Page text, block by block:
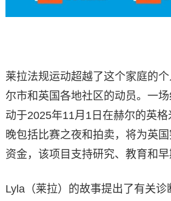
莱拉法规运动超越了这个家庭的
尔市和英国各地社区的动员。一
动于2025年11月1日在赫尔的英
晚包括比赛之夜和拍卖，将为英
资金，该项目支持研究、教育和早
Lyla（莱拉）的故事提出了有关诊